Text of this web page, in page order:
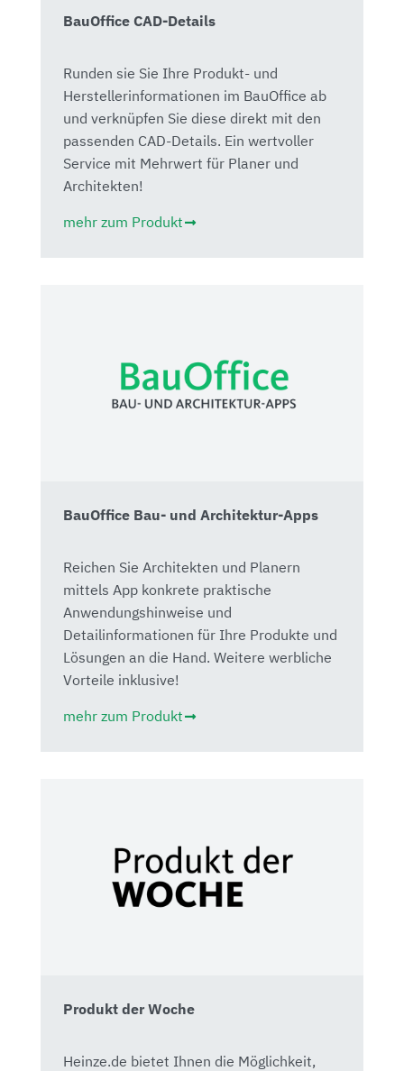
BauOffice CAD-Details
Runden sie Sie Ihre Produkt- und
Herstellerinformationen im BauOffice ab
und verknüpfen Sie diese direkt mit den
passenden CAD-Details. Ein wertvoller
Service mit Mehrwert für Planer und
Architekten!
mehr zum Produkt
BauOffice Bau- und Architektur-Apps
Reichen Sie Architekten und Planern
mittels App konkrete praktische
Anwendungshinweise und
Detailinformationen für Ihre Produkte und
Lösungen an die Hand. Weitere werbliche
Vorteile inklusive!
mehr zum Produkt
Produkt der Woche
Heinze.de bietet Ihnen die Möglichkeit,